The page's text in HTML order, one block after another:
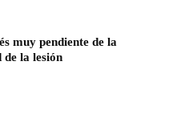
muy pendiente de la
de la lesión